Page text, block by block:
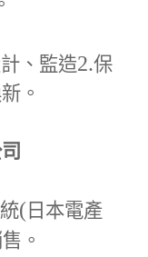
、監造2.保
。
( 日本電產
。